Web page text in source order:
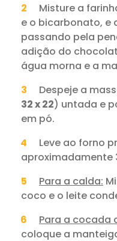
Misture a
e o bicarbonato, e
passando pela
adição do
água morna e a
Despeje a
32 x 22) untada e
em pó.
Leve ao forno
aproximadamente
Para a calda:
coco e o leite
Para a cocada
coloque a